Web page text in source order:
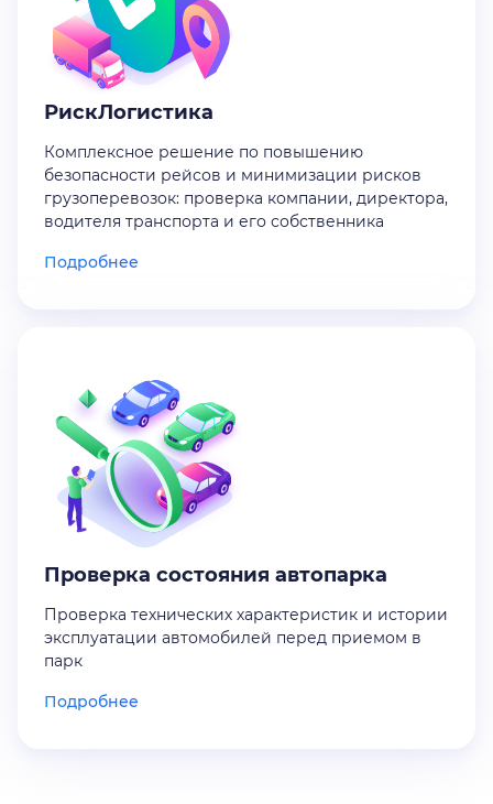
РискЛогистика
Комплексное решение по повышению
безопасности рейсов и минимизации рисков
грузоперевозок: проверка компании, директора,
водителя транспорта и его собственника
Подробнее
Проверка состояния автопарка
Проверка технических характеристик и истории
эксплуатации автомобилей перед приемом в
парк
Подробнее